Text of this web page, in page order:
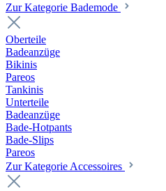
Zur Kategorie Bademode
Oberteile
Badeanzüge
Bikinis
Pareos
Tankinis
Unterteile
Badeanzüge
Bade-Hotpants
Bade-Slips
Pareos
Zur Kategorie Accessoires